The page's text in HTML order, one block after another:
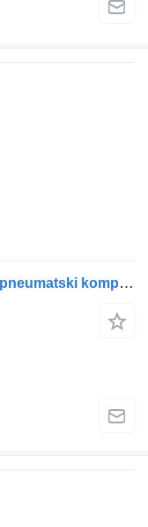
WABCO 9122100000 A0011307615 pneumatski kompresor za kamiona